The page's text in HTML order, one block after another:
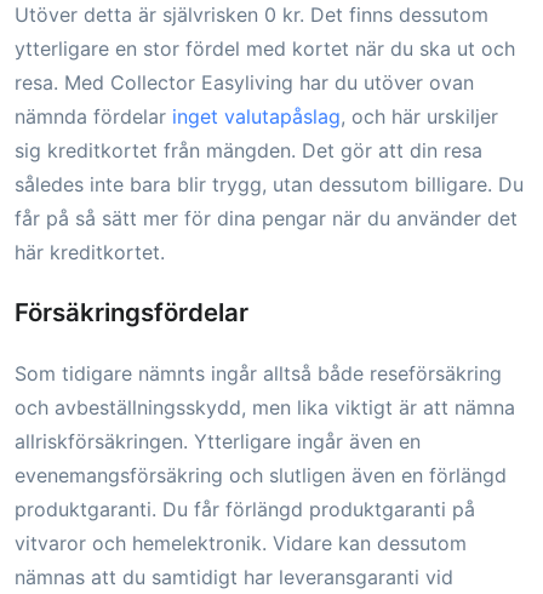
Utöver detta är självrisken 0 kr. Det finns dessutom
ytterligare en stor fördel med kortet när du ska ut och
resa. Med Collector Easyliving har du utöver ovan
nämnda fördelar inget valutapåslag, och här urskiljer
sig kreditkortet från mängden. Det gör att din resa
således inte bara blir trygg, utan dessutom billigare. Du
får på så sätt mer för dina pengar när du använder det
här kreditkortet.
Försäkringsfördelar
Som tidigare nämnts ingår alltså både reseförsäkring
och avbeställningsskydd, men lika viktigt är att nämna
allriskförsäkringen. Ytterligare ingår även en
evenemangsförsäkring och slutligen även en förlängd
produktgaranti. Du får förlängd produktgaranti på
vitvaror och hemelektronik. Vidare kan dessutom
nämnas att du samtidigt har leveransgaranti vid